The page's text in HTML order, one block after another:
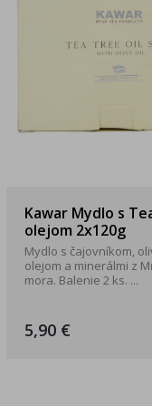
Okuliare a štíty
Dezinfekčné prípravky
Tick
intímna hygiena
Kawar Mydlo s
olejom 2x120g
Mydlo s čajovníkom,
olejom a minerálmi z
mora. Balenie 2 ks. ...
5,90 €